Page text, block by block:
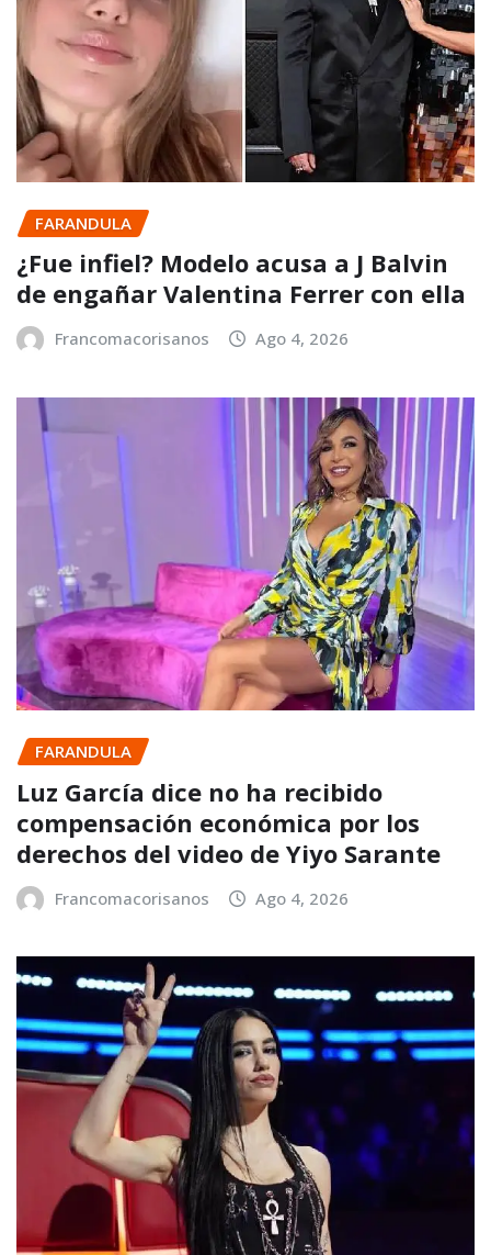
FARANDULA
¿Fue infiel? Modelo acusa a J Balvin
de engañar Valentina Ferrer con ella
Francomacorisanos Ago 4, 2026
FARANDULA
Luz García dice no ha recibido
compensación económica por los
derechos del video de Yiyo Sarante
Francomacorisanos Ago 4, 2026